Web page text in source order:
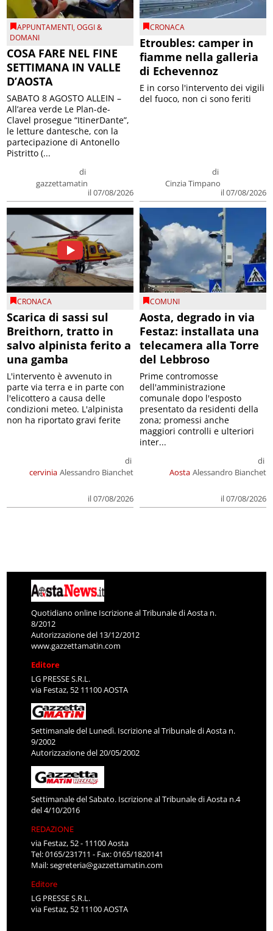
APPUNTAMENTI,OGGI &
DOMANI
COSA FARE NEL FINE
SETTIMANA IN VALLE
D’AOSTA
di
gazzettamatin
il 07/08/2026
SABATO 8 AGOSTO ALLEIN –
All’area verde Le Plan-de-
Clavel prosegue “ItinerDante”,
le letture dantesche, con la
partecipazione di Antonello
Pistritto (...
CRONACA
Etroubles: camper in
fiamme nella galleria
di Echevennoz
di
Cinzia Timpano
il 07/08/2026
E in corso l'intervento dei vigili
del fuoco, non ci sono feriti
CRONACA
Scarica di sassi sul
Breithorn, tratto in
salvo alpinista ferito a
una gamba
cervinia
di
Alessandro Bianchet
il 07/08/2026
L'intervento è avvenuto in
parte via terra e in parte con
l'elicottero a causa delle
condizioni meteo. L'alpinista
non ha riportato gravi ferite
COMUNI
Aosta, degrado in via
Festaz: installata una
telecamera alla Torre
del Lebbroso
Aosta
di
Alessandro Bianchet
il 07/08/2026
Prime contromosse
dell'amministrazione
comunale dopo l'esposto
presentato da residenti della
zona; promessi anche
maggiori controlli e ulteriori
inter...
Quotidiano online Iscrizione al Tribunale di Aosta n.
8/2012
Autorizzazione del 13/12/2012
www.gazzettamatin.com
Editore
LG PRESSE S.R.L.
via Festaz, 52 11100 AOSTA
Settimanale del Lunedì. Iscrizione al Tribunale di Aosta n.
9/2002
Autorizzazione del 20/05/2002
Settimanale del Sabato. Iscrizione al Tribunale di Aosta n.4
del 4/10/2016
REDAZIONE
via Festaz, 52 - 11100 Aosta
Tel: 0165/231711 - Fax: 0165/1820141
Mail:segreteria@gazzettamatin.com
Editore
LG PRESSE S.R.L.
via Festaz, 52 11100 AOSTA